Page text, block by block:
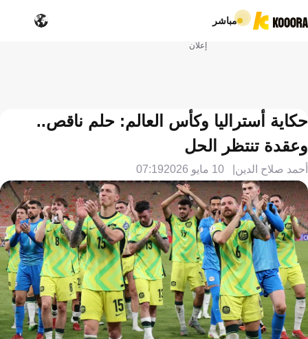
مباشر
إعلان
حكاية أستراليا وكأس العالم: حلم ناقص..
وعقدة تنتظر الحل
أحمد صلاح الدين 10 مايو 2026 07:19